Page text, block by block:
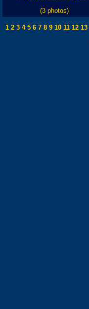
(3 photos)
1 2 3 45 6 7 8 9 10 11 12 13